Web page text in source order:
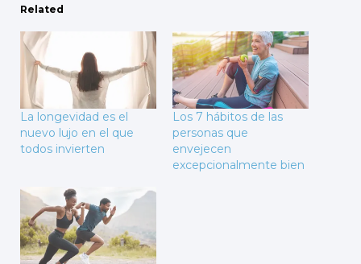
Related
La longevidad es el
nuevo lujo en el que
todos invierten
Los 7 hábitos de las
personas que
envejecen
excepcionalmente bien